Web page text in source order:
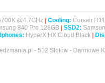
@4.7GHz | Cooling: Corsair
840 Pro 128GB | SSD2:
HyperX HX Cloud Black |
- 512 Slotów - Darmowe